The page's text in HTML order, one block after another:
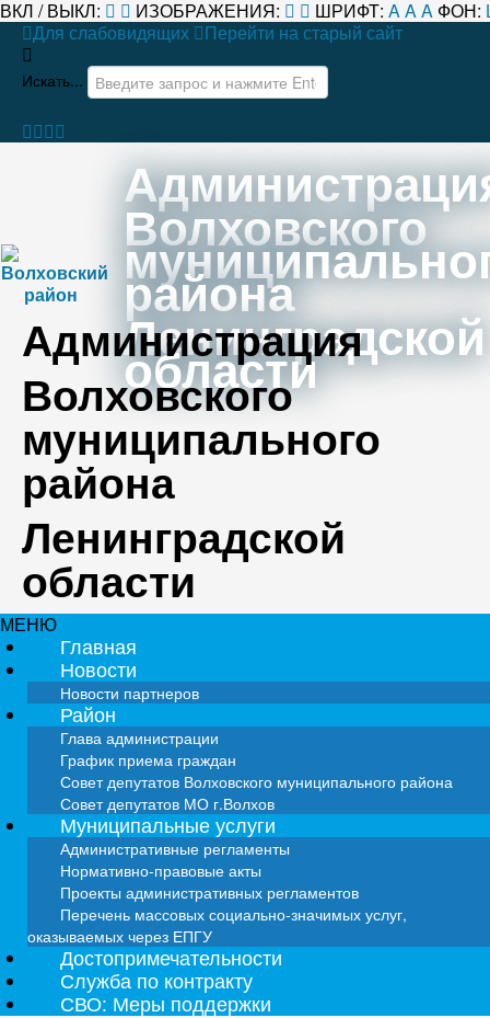
ВКЛ / ВЫКЛ: ИЗОБРАЖЕНИЯ: ШРИФТ: AAA ФОН:
Для слабовидящих
Перейти на старый сайт
Искать...
Волховского
района
Ленинградской
области
Администрация
Волховского
муниципального
района
Ленинградской
области
МЕНЮ
Главная
Новости
Новости партнеров
Район
Глава администрации
График приема граждан
Совет депутатов Волховского муниципального района
Совет депутатов МО г.Волхов
Муниципальные услуги
Административные регламенты
Нормативно-правовые акты
Проекты административных регламентов
Перечень массовых социально-значимых услуг,
оказываемых через ЕПГУ
Достопримечательности
Служба по контракту
СВО: Меры поддержки